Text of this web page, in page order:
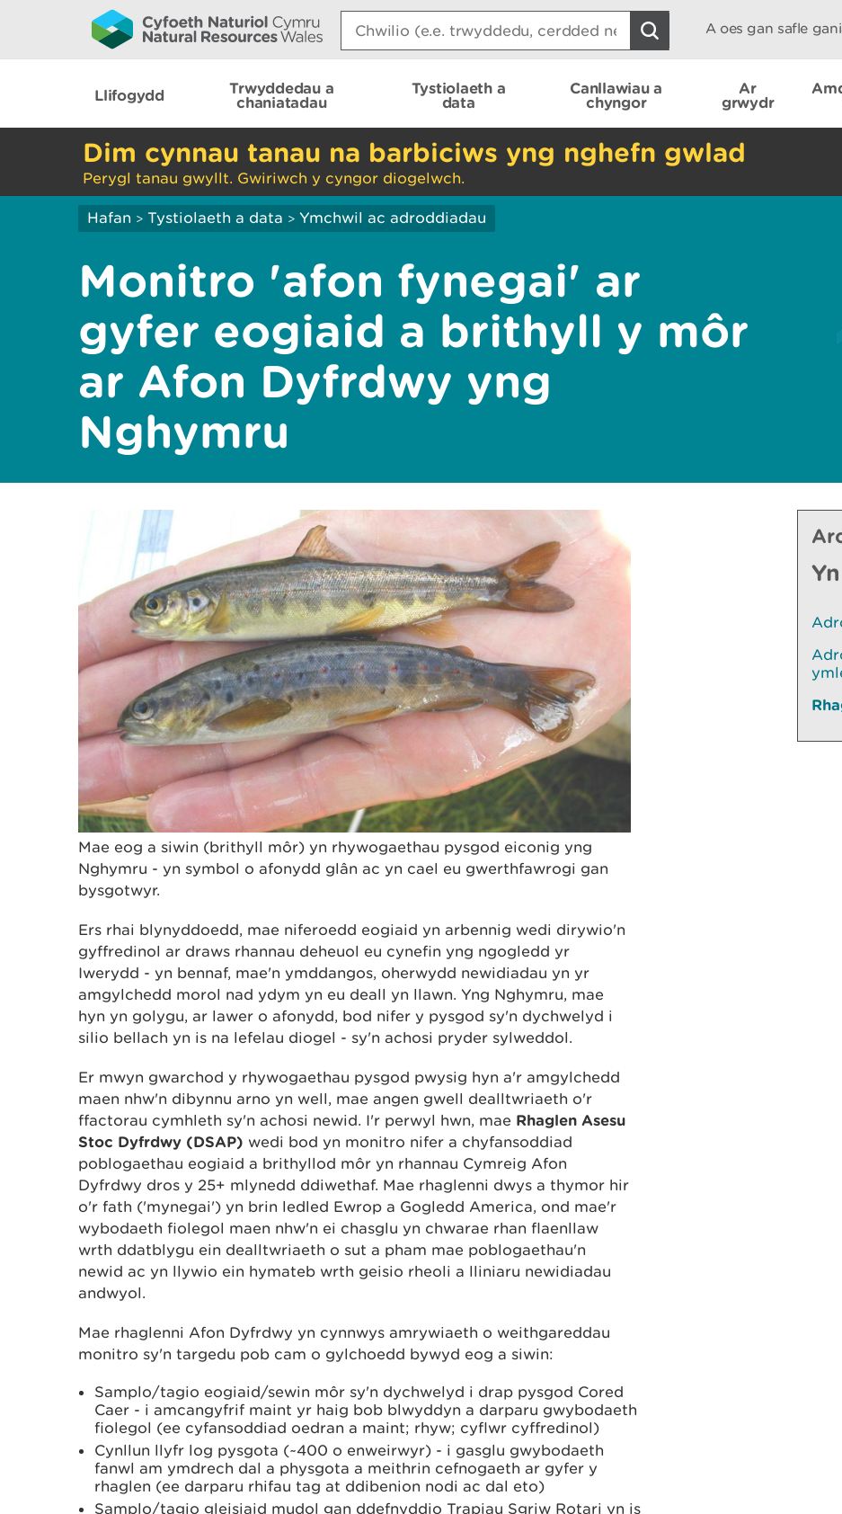
Search:
A oes gan safle
Llifogydd
Trwyddedau a
chaniatadau
Tystiolaeth a
data
Canllawiau a
chyngor
Ar
grwydr
Dim cynnau tanau na barbiciws yng nghefn gwlad
Perygl tanau gwyllt. Gwiriwch y cyngor diogelwch.
Hafan > Tystiolaeth a data > Ymchwil ac adroddiadau
Monitro 'afon fynegai' ar
gyfer eogiaid a brithyll y môr
ar Afon Dyfrdwy yng
Nghymru
Mae eog a siwin (brithyll môr) yn rhywogaethau pysgod eiconig yng
Nghymru - yn symbol o afonydd glân ac yn cael eu gwerthfawrogi gan
bysgotwyr.
Ers rhai blynyddoedd, mae niferoedd eogiaid yn arbennig wedi dirywio'n
gyffredinol ar draws rhannau deheuol eu cynefin yng ngogledd yr
Iwerydd - yn bennaf, mae'n ymddangos, oherwydd newidiadau yn yr
amgylchedd morol nad ydym yn eu deall yn llawn. Yng Nghymru, mae
hyn yn golygu, ar lawer o afonydd, bod nifer y pysgod sy'n dychwelyd i
silio bellach yn is na lefelau diogel - sy'n achosi pryder sylweddol.
Er mwyn gwarchod y rhywogaethau pysgod pwysig hyn a'r amgylchedd
maen nhw'n dibynnu arno yn well, mae angen gwell dealltwriaeth o'r
ffactorau cymhleth sy'n achosi newid. I'r perwyl hwn, mae Rhaglen Asesu
Stoc Dyfrdwy (DSAP) wedi bod yn monitro nifer a chyfansoddiad
poblogaethau eogiaid a brithyllod môr yn rhannau Cymreig Afon
Dyfrdwy dros y 25+ mlynedd ddiwethaf. Mae rhaglenni dwys a thymor hir
o'r fath ('mynegai') yn brin ledled Ewrop a Gogledd America, ond mae'r
wybodaeth fiolegol maen nhw'n ei chasglu yn chwarae rhan flaenllaw
wrth ddatblygu ein dealltwriaeth o sut a pham mae poblogaethau'n
newid ac yn llywio ein hymateb wrth geisio rheoli a lliniaru newidiadau
andwyol.
Mae rhaglenni Afon Dyfrdwy yn cynnwys amrywiaeth o weithgareddau
monitro sy'n targedu pob cam o gylchoedd bywyd eog a siwin:
Samplo/tagio eogiaid/sewin môr sy'n dychwelyd i drap pysgod Cored
Caer - i amcangyfrif maint yr haig bob blwyddyn a darparu gwybodaeth
fiolegol (ee cyfansoddiad oedran a maint; rhyw; cyflwr cyffredinol)
Cynllun llyfr log pysgota (~400 o enweirwyr) - i gasglu gwybodaeth
fanwl am ymdrech dal a physgota a meithrin cefnogaeth ar gyfer y
rhaglen (ee darparu rhifau tag at ddibenion nodi ac dal eto)
Samplo/tagio gleisiaid mudol gan ddefnyddio Trapiau Sgriw Rotari yn is